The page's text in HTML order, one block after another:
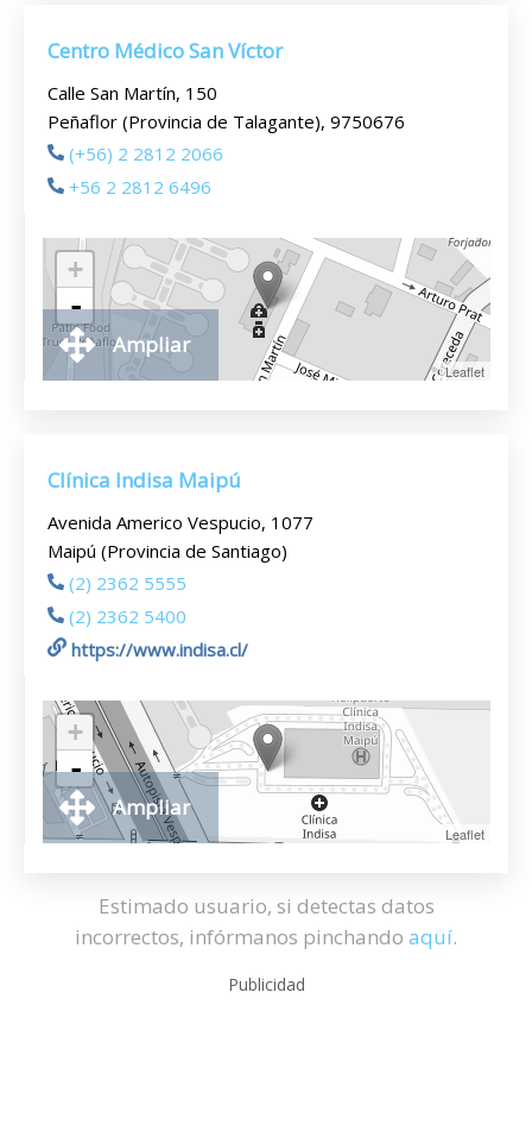
Centro Médico San Víctor
Calle San Martín, 150
Peñaflor (Provincia de Talagante), 9750676
(+56) 2 2812 2066
+56 2 2812 6496
+
-
Leaflet
Ampliar
Clínica Indisa Maipú
Avenida Americo Vespucio, 1077
Maipú (Provincia de Santiago)
(2) 2362 5555
(2) 2362 5400
https://www.indisa.cl/
+
-
Leaflet
Ampliar
Estimado usuario, si detectas datos
incorrectos, infórmanos pinchando aquí.
Publicidad